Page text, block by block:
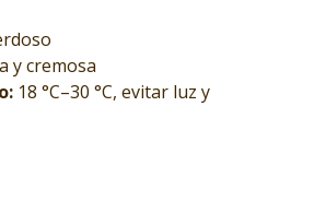
y cremosa
18 °C–30 °C, evitar luz y